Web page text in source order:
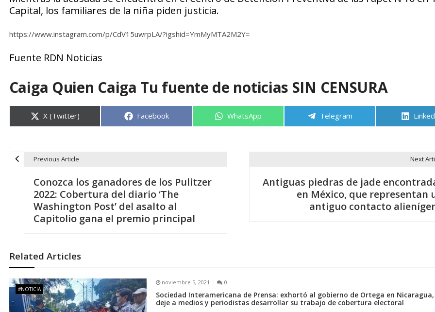
Capital, los familiares de la niña piden justicia.
https://www.instagram.com/p/CdV15uwrpLA/?igshid=YmMyMTA2M2Y=
Fuente RDN Noticias
Caiga Quien Caiga Tu fuente de noticias SIN CENSURA
Compartir
en
X (Twitter) Compartir
Facebook Compartir
WhatsApp Compartir
Telegram
g
a
Previous Article
Conozca los ganadores de los Pulitzer
2022: Cobertura del diario ‘The
Washington Post’ del asalto al
Capitolio gana el premio principal
Next
Antiguas piedras de jade
en México, que representan
antiguo contacto
Related Articles
#NOTICIA
noviembre 5, 2021 0
Sociedad Interamericana de Prensa: exhortó al gobierno de Ortega en
deje a medios y periodistas desarrollar su trabajo de cobertura electoral